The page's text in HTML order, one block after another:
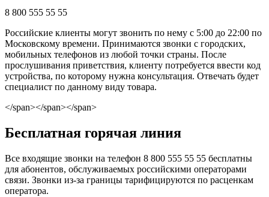
8 800 555 55 55
Российские клиенты могут звонить по нему с 5:00 до 22:00 по
Московскому времени. Принимаются звонки с городских,
мобильных телефонов из любой точки страны. После
прослушивания приветствия, клиенту потребуется ввести код
устройства, по которому нужна консультация. Отвечать будет
специалист по данному виду товара.
</span></span></span>
Бесплатная горячая линия
Все входящие звонки на телефон 8 800 555 55 55 бесплатны
для абонентов, обслуживаемых российскими операторами
связи. Звонки из-за границы тарифицируются по расценкам
оператора.